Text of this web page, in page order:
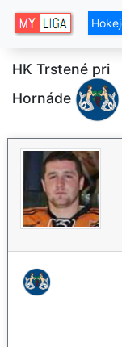
HK Trstené pri
Hornáde